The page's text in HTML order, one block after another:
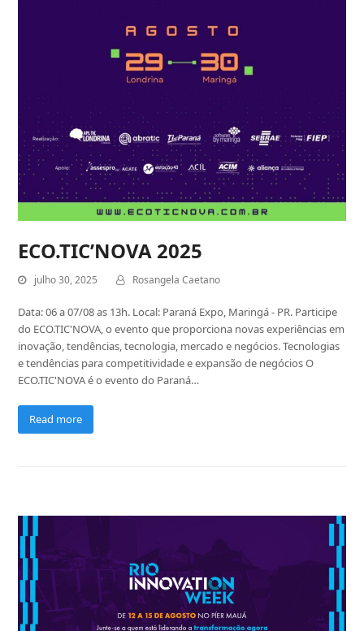
ECO.TIC’NOVA 2025
julho 30, 2025 Rosangela Caetano
Data: 06 a 07/08 as 13h. Local: Paraná Expo, Maringá - PR. Participe
do ECO.TIC'NOVA, o evento que proporciona novas experiências em
inovação, tendências, tecnologia, mercado e negócios. Tecnologias
e tendências para competitividade e expansão de negócios O
ECO.TIC'NOVA é o evento do Paraná…
Read more